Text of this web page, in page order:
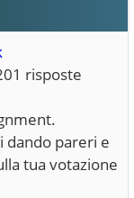
risposte
dando pareri e
tua votazione